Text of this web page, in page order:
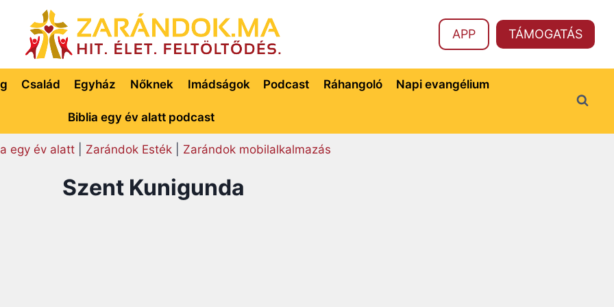
APP TÁMOGATÁS
Család Egyház Nőknek Imádságok Podcast Ráhangoló Napi evangélium
Biblia egy év alatt podcast
egy év alatt| Zarándok Esték| Zarándok mobilalkalmazás
Szent Kunigunda